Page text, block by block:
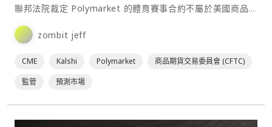
聯邦法院裁定 Polymarket 的體育賽事合約不屬於美國商品
期貨交易委員會（CFTC）監管範圍，多個州政府⋯
zombit jeff
CME Kalshi Polymarket
商品期貨交易委員會 (CFTC)
監管
預測市場